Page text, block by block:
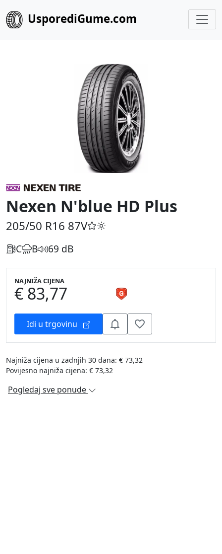
UsporediGume.com
Nexen N'blue HD Plus
205/50 R16 87V
C B 69 dB
NAJNIŽA CIJENA
€ 83,77
Idi u trgovinu
Najniža cijena u zadnjih 30 dana: € 73,32
Povijesno najniža cijena: € 73,32
Pogledaj sve ponude